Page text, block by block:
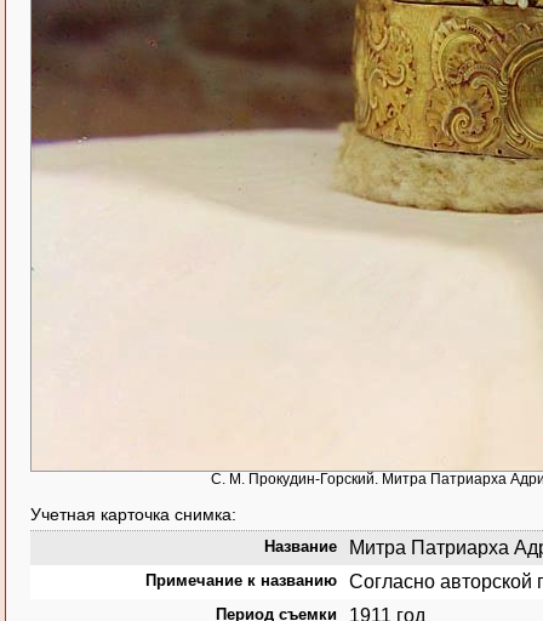
С. М. Прокудин-Горский. Митра Патриарха
Учетная карточка снимка:
Название Митра Патриарха
Примечание к названию Согласно авторской
Период съемки 1911 год